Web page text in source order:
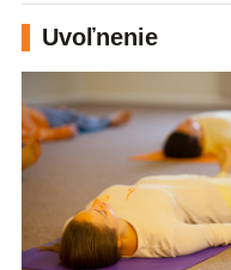
Uvoľnenie